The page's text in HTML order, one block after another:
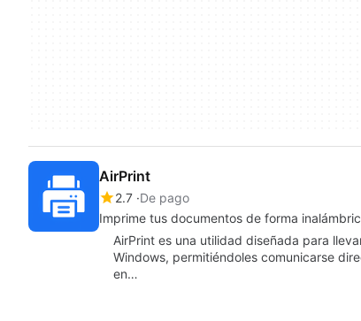
AirPrint
2.7 De pago
Imprime tus documentos de forma
AirPrint es una utilidad diseñada para
Windows, permitiéndoles comunicarse
en…